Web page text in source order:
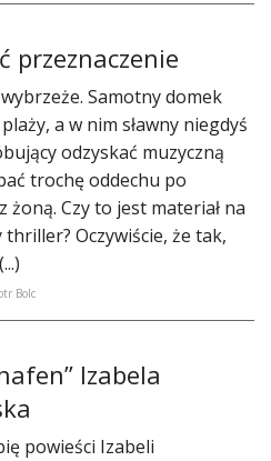
przeznaczenie
Samotny domek
a w nim sławny niegdyś
odzyskać muzyczną
trochę oddechu po
żoną. Czy to jest materiał na
thriller? Oczywiście, że tak,
Bolc
Izabela
powieści Izabeli